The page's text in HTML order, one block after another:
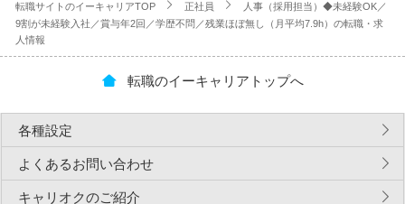
転職サイトのイーキャリアTOP
正社員
人事（採用担当）◆未経験OK／
9割が未経験入社／賞与年2回／学歴不問／残業ほぼ無し（月平均7.9h）の転職・求
人情報
転職のイーキャリアトップへ
各種設定
よくあるお問い合わせ
キャリオクのご紹介